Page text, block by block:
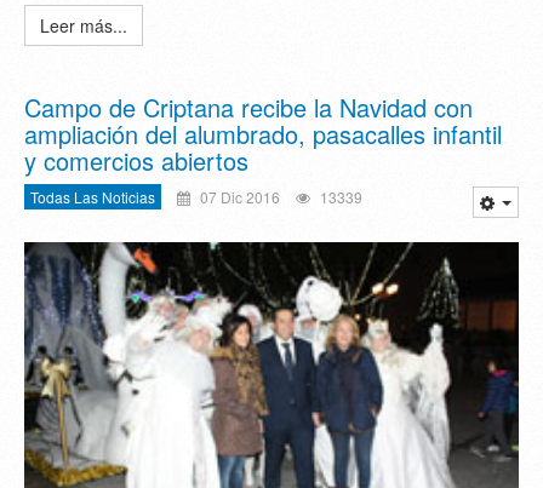
Leer más...
Campo de Criptana recibe la Navidad con
ampliación del alumbrado, pasacalles infantil
y comercios abiertos
Todas Las Noticias 07 Dic 2016 13339